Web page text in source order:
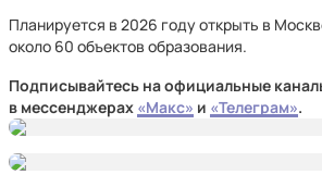
Планируется в 2026 году открыть в
около 60 объектов образования.
Подписывайтесь на официальные
в мессенджерах «Макс» и «Телеграм».